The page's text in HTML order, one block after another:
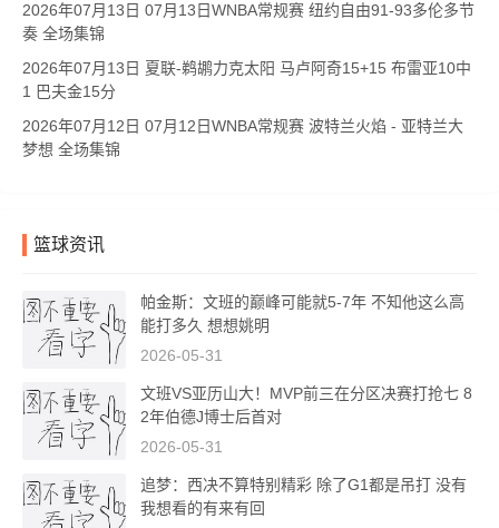
2026年07月13日 07月13日WNBA常规赛 纽约自由91-93多伦多节
奏 全场集锦
2026年07月13日 夏联-鹈鹕力克太阳 马卢阿奇15+15 布雷亚10中
1 巴夫金15分
2026年07月12日 07月12日WNBA常规赛 波特兰火焰 - 亚特兰大
梦想 全场集锦
篮球资讯
帕金斯：文班的巅峰可能就5-7年 不知他这么高
能打多久 想想姚明
2026-05-31
文班VS亚历山大！MVP前三在分区决赛打抢七 8
2年伯德J博士后首对
2026-05-31
追梦：西决不算特别精彩 除了G1都是吊打 没有
我想看的有来有回